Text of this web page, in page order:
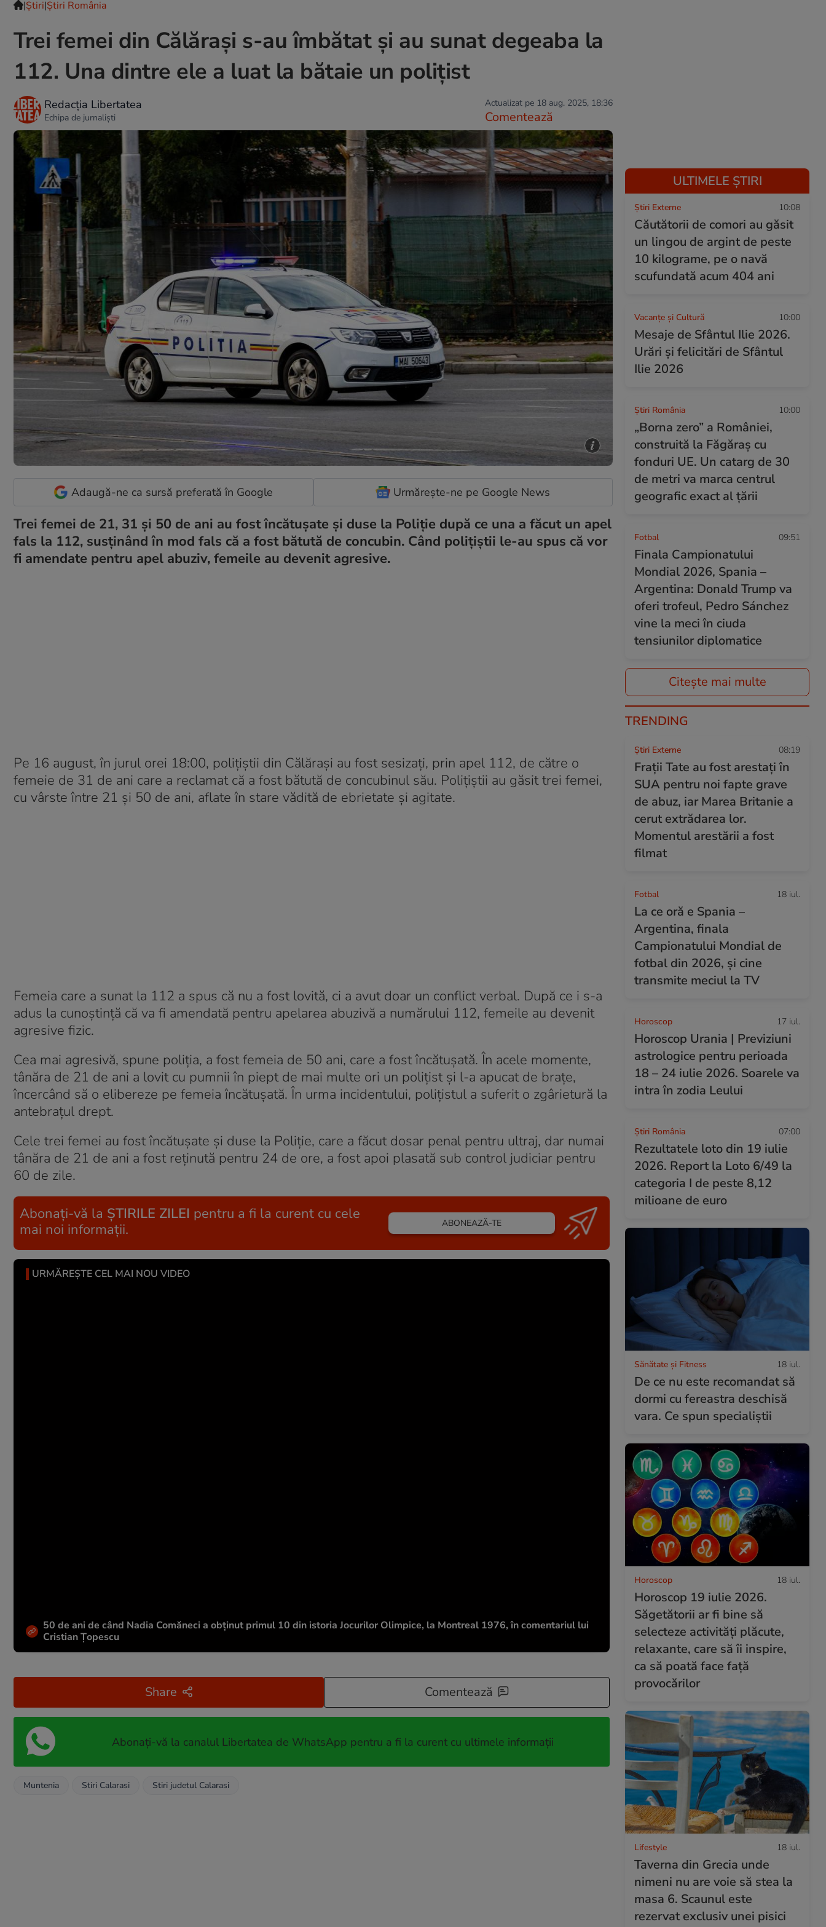
|Ştiri|Știri România
Trei femei din Călărași s-au îmbătat și au sunat degeaba la
112. Una dintre ele a luat la bătaie un polițist
Redacția Libertatea
Echipa de jurnaliști
Actualizat pe 18 aug. 2025, 18:36
Comentează
Adaugă-ne ca sursă preferată în Google Urmărește-ne pe Google News
Trei femei de 21, 31 și 50 de ani au fost încătușate și duse la Poliție după ce una a făcut un apel
fals la 112, susținând în mod fals că a fost bătută de concubin. Când polițiștii le-au spus că vor
fi amendate pentru apel abuziv, femeile au devenit agresive.
Pe 16 august, în jurul orei 18:00, poliţiştii din Călăraşi au fost sesizaţi, prin apel 112, de către o
femeie de 31 de ani care a reclamat că a fost bătută de concubinul său. Poliţiştii au găsit trei femei,
cu vârste între 21 şi 50 de ani, aflate în stare vădită de ebrietate şi agitate.
Femeia care a sunat la 112 a spus că nu a fost lovită, ci a avut doar un conflict verbal. După ce i s-a
adus la cunoştinţă că va fi amendată pentru apelarea abuzivă a numărului 112, femeile au devenit
agresive fizic.
Cea mai agresivă, spune poliția, a fost femeia de 50 ani, care a fost încătușată. În acele momente,
tânăra de 21 de ani a lovit cu pumnii în piept de mai multe ori un polițist şi l-a apucat de braţe,
încercând să o elibereze pe femeia încătuşată. În urma incidentului, poliţistul a suferit o zgârietură la
antebraţul drept.
Cele trei femei au fost încătuşate şi duse la Poliție, care a făcut dosar penal pentru ultraj, dar numai
tânăra de 21 de ani a fost reținută pentru 24 de ore, a fost apoi plasată sub control judiciar pentru
60 de zile.
Abonați-vă la ȘTIRILE ZILEI pentru a fi la curent cu cele
mai noi informații.
ABONEAZĂ-TE
URMĂREȘTE CEL MAI NOU VIDEO
50 de ani de când Nadia Comăneci a obţinut primul 10 din istoria Jocurilor Olimpice, la Montreal 1976, în comentariul lui
Cristian Țopescu
Share Comentează
Abonați-vă la canalul Libertatea de WhatsApp pentru a fi la curent cu ultimele informații
Muntenia Stiri Calarasi Stiri judetul Calarasi
ULTIMELE ȘTIRI
Știri Externe 10:08
Căutătorii de comori au găsit
un lingou de argint de peste
10 kilograme, pe o navă
scufundată acum 404 ani
Vacanțe și Cultură 10:00
Mesaje de Sfântul Ilie 2026.
Urări și felicitări de Sfântul
Ilie 2026
Știri România 10:00
„Borna zero” a României,
construită la Făgăraș cu
fonduri UE. Un catarg de 30
de metri va marca centrul
geografic exact al țării
Fotbal 09:51
Finala Campionatului
Mondial 2026, Spania –
Argentina: Donald Trump va
oferi trofeul, Pedro Sánchez
vine la meci în ciuda
tensiunilor diplomatice
Citește mai multe
TRENDING
Știri Externe 08:19
Frații Tate au fost arestați în
SUA pentru noi fapte grave
de abuz, iar Marea Britanie a
cerut extrădarea lor.
Momentul arestării a fost
filmat
Fotbal 18 iul.
La ce oră e Spania –
Argentina, finala
Campionatului Mondial de
fotbal din 2026, și cine
transmite meciul la TV
Horoscop 17 iul.
Horoscop Urania | Previziuni
astrologice pentru perioada
18 – 24 iulie 2026. Soarele va
intra în zodia Leului
Știri România 07:00
Rezultatele loto din 19 iulie
2026. Report la Loto 6/49 la
categoria I de peste 8,12
milioane de euro
Sănătate și Fitness 18 iul.
De ce nu este recomandat să
dormi cu fereastra deschisă
vara. Ce spun specialiștii
Horoscop 18 iul.
Horoscop 19 iulie 2026.
Săgetătorii ar fi bine să
selecteze activități plăcute,
relaxante, care să îi inspire,
ca să poată face față
provocărilor
Lifestyle 18 iul.
Taverna din Grecia unde
nimeni nu are voie să stea la
masa 6. Scaunul este
rezervat exclusiv unei pisici